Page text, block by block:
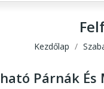
Kezdőlap
Párnák És